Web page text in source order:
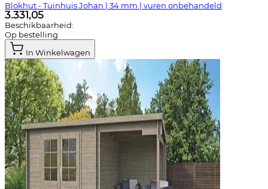
Blokhut - Tuinhuis Johan | 34 mm | vuren onbehandeld
3.331,05
Beschikbaarheid:
Op bestelling
In Winkelwagen